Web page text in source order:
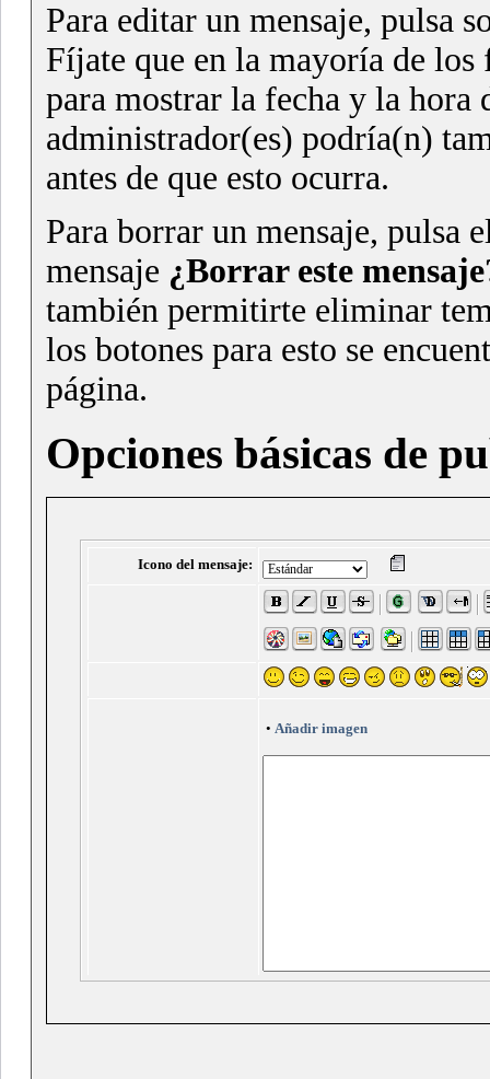
Para editar un mensaje, pulsa
Fíjate que en la mayoría de los
para mostrar la fecha y la
administrador(es) podría(n)
antes de que esto ocurra.
Para borrar un mensaje, pulsa
mensaje ¿Borrar este
también permitirte eliminar
los botones para esto se
página.
Opciones básicas de
Icono del mensaje:
• Añadir imagen